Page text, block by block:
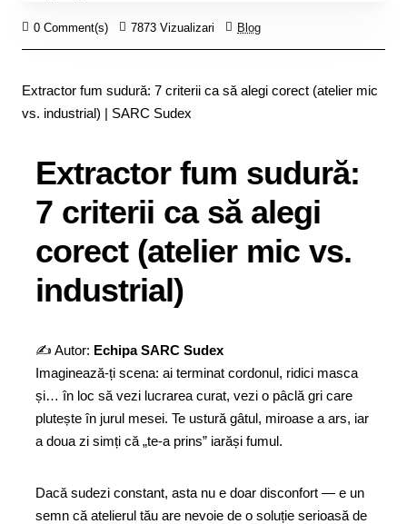
0 Comment(s) 7873 Vizualizari Blog
Extractor fum sudură: 7 criterii ca să alegi corect (atelier mic
vs. industrial) | SARC Sudex
Extractor fum sudură:
7 criterii ca să alegi
corect (atelier mic vs.
industrial)
✍️ Autor: Echipa SARC Sudex
Imaginează-ți scena: ai terminat cordonul, ridici masca
și… în loc să vezi lucrarea curat, vezi o pâclă gri care
plutește în jurul mesei. Te ustură gâtul, miroase a ars, iar
a doua zi simți că „te-a prins” iarăși fumul.
Dacă sudezi constant, asta nu e doar disconfort — e un
semn că atelierul tău are nevoie de o soluție serioasă de